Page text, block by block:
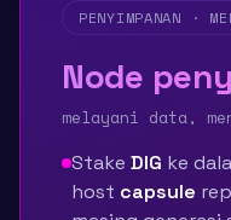
PENYIMPANAN ·
Node
melayani data,
Stake DIG ke
host capsule